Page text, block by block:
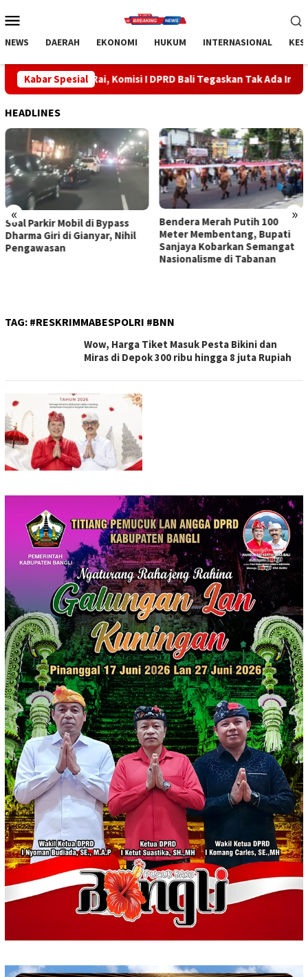
ke
Mobile
NEWS DAERAH EKONOMI HUKUM INTERNASIONAL
Kabar Spesial
Komisi I DPRD Bali Tegaskan Tak Ada Indikasi
HEADLINES
« »
Bendera Merah Putih 100
Meter Membentang, Bupati
Sanjaya Kobarkan Semangat
Sidak Bea Cukai Ngurah Rai,
Komisi I DPRD Bali Tegaskan
Tak Ada Indikasi
Penyalahgunaan Barang
TAG: #RESKRIMMABESPOLRI #BNN
Wow, Harga Tiket Masuk Pesta Bikini dan
Miras di Depok 300 ribu hingga 8 juta Rupiah